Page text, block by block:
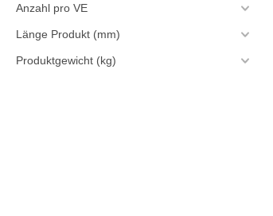
Anzahl pro VE
Länge Produkt (mm)
Produktgewicht (kg)